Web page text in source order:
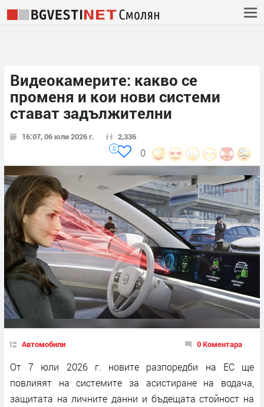
Видеокамерите: какво се
променя и кои нови системи
стават задължителни
16:07, 06 юли 2026 г. 2,336
0
0
Автомобили 0 Коментара
От 7 юли 2026 г. новите разпоредби на ЕС ще
повлияят на системите за асистиране на водача,
защитата на личните данни и бъдещата стойност на